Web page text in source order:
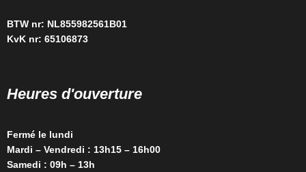
BTW nr: NL855982561B01
KvK nr: 65106873
Heures d'ouverture
Fermé le lundi
Mardi – Vendredi : 13h15 – 16h00
Samedi : 09h – 13h